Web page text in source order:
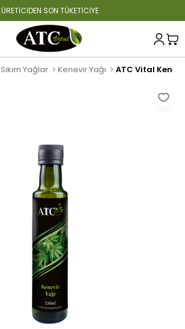
ÜRETİCİDEN SON TÜKETİCİYE
Yağlar Kenevir Yağı ATC Vital